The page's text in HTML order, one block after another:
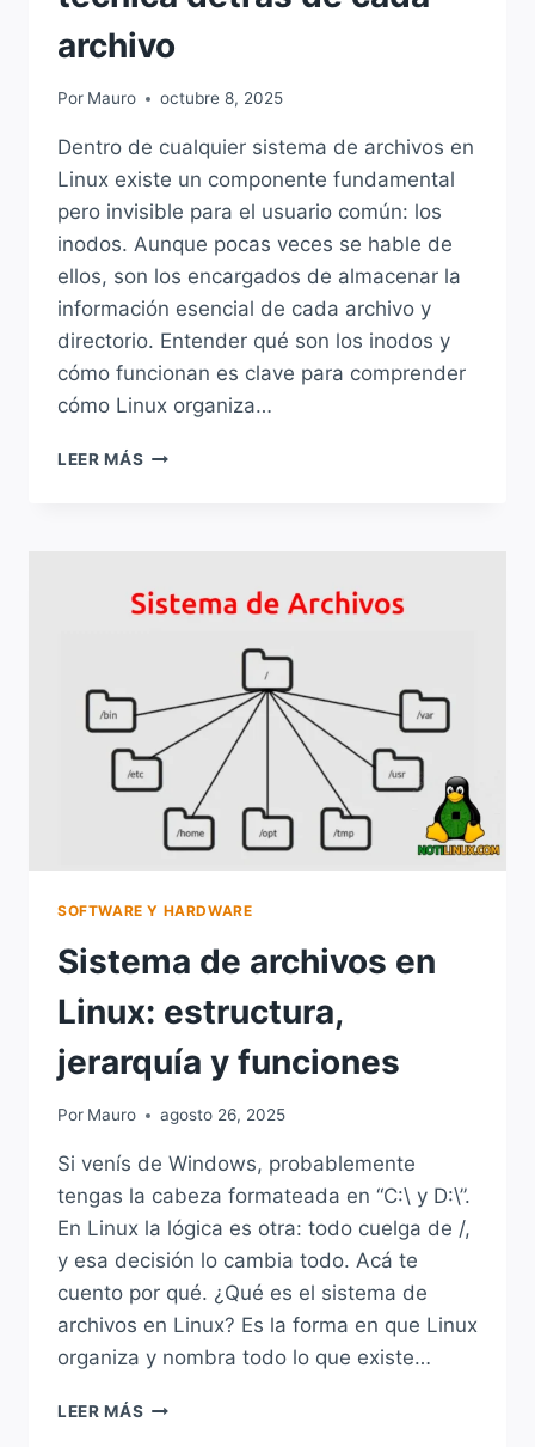
archivo
Por Mauro octubre 8, 2025
Dentro de cualquier sistema de archivos en
Linux existe un componente fundamental
pero invisible para el usuario común: los
inodos. Aunque pocas veces se hable de
ellos, son los encargados de almacenar la
información esencial de cada archivo y
directorio. Entender qué son los inodos y
cómo funcionan es clave para comprender
cómo Linux organiza…
LEER MÁS INODOS
DETRÁS
SOFTWARE Y HARDWARE
Sistema de archivos en
Linux: estructura,
jerarquía y funciones
Por Mauro agosto 26, 2025
Si venís de Windows, probablemente
tengas la cabeza formateada en “C:\ y D:\”.
En Linux la lógica es otra: todo cuelga de /,
y esa decisión lo cambia todo. Acá te
cuento por qué. ¿Qué es el sistema de
archivos en Linux? Es la forma en que Linux
organiza y nombra todo lo que existe…
LEER MÁS SISTEMA